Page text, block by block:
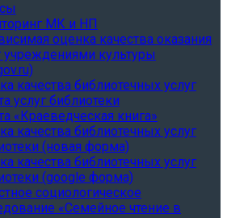
МК и НП
оценка качества оказания
учреждениями культуры
качества библиотечных услуг
услуг библиотеки
«Краеведческая книга»
качества библиотечных услуг
(новая форма)
качества библиотечных услуг
(google форма)
социологическое
«Семейное чтение в